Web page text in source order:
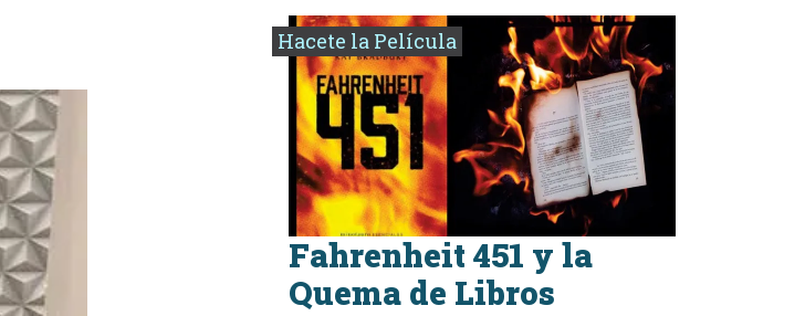
Hacete la Película
Fahrenheit 451 y la
Quema de Libros